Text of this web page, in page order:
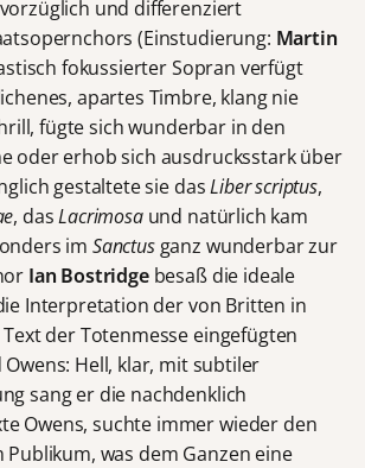
und differenziert
(Einstudierung: Martin
fokussierter Sopran verfügt
apartes Timbre, klang nie
fügte sich wunderbar in den
oder erhob sich ausdrucksstark über
gestaltete sie dasLiber scriptus,
, dasLacrimosaund natürlich kam
im Sanctus ganz wunderbar zur
Ian Bostridgebesaß die ideale
Interpretation der von Britten in
der Totenmesse eingefügten
Hell, klar, mit subtiler
sang er die nachdenklich
Owens, suchte immer wieder den
Publikum, was dem Ganzen eine